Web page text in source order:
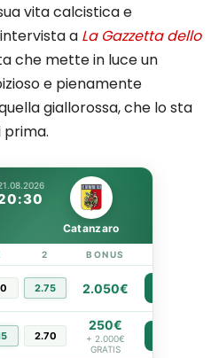
vita calcistica e
a La Gazzetta dello
che mette in luce un
e pienamente
giallorossa, che lo sta
prima.
Catanzaro
2 BONUS
2.75 2.050€
2.70
250€
+ 2.000€
GRATIS